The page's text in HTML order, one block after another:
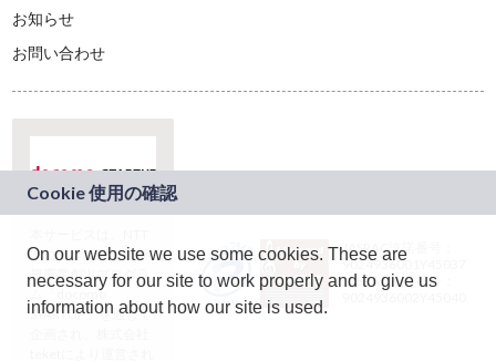
お知らせ
お問い合わせ
ドコモグループの新
規事業創出プログラ
ム「docomo
STARTUP」を通じて
JASRAC許諾番号：
9024936001Y45037
JASRAC許諾番号：
On our website we use some cookies. These are
necessary for our site to work properly and to give us
information about how our site is used.